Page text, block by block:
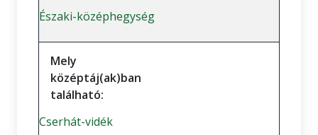
Északi-középhegység
Mely
középtáj(ak)ban
található:
Cserhát-vidék